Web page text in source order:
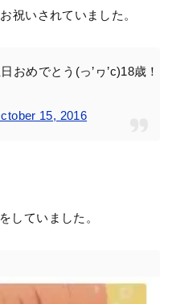
祝いされていました。
おめでとう(っ’ヮ’c)18歳！
15, 2016
していました。